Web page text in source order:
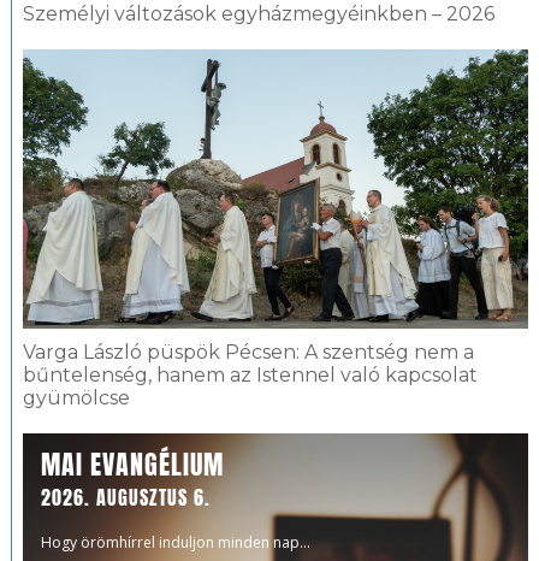
Személyi változások egyházmegyéinkben – 2026
Varga László püspök Pécsen: A szentség nem a
bűntelenség, hanem az Istennel való kapcsolat
gyümölcse
MAI EVANGÉLIUM
2026. AUGUSZTUS 6.
Hogy örömhírrel induljon minden nap...